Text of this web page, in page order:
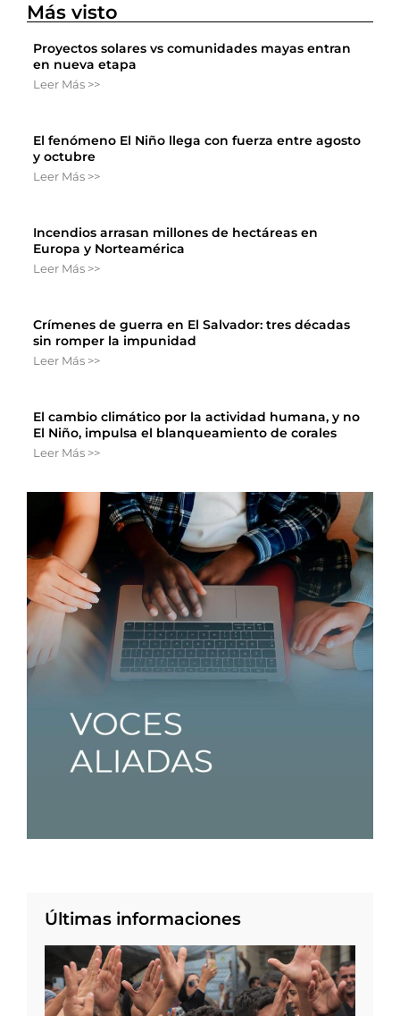
Más visto
Proyectos solares vs comunidades mayas entran
en nueva etapa
Leer Más >>
El fenómeno El Niño llega con fuerza entre agosto
y octubre
Leer Más >>
Incendios arrasan millones de hectáreas en
Europa y Norteamérica
Leer Más >>
Crímenes de guerra en El Salvador: tres décadas
sin romper la impunidad
Leer Más >>
El cambio climático por la actividad humana, y no
El Niño, impulsa el blanqueamiento de corales
Leer Más >>
Últimas informaciones